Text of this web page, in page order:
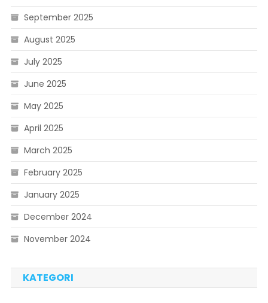
September 2025
August 2025
July 2025
June 2025
May 2025
April 2025
March 2025
February 2025
January 2025
December 2024
November 2024
KATEGORI